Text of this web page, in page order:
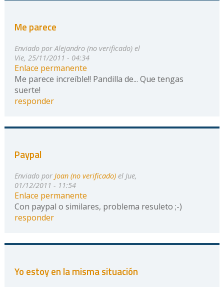
Me parece
Enviado por Alejandro (no verificado)el
Vie, 25/11/2011 - 04:34
Enlace permanente
Me parece increíble!! Pandilla de... Que tengas
suerte!
responder
Paypal
Enviado por Joan (no verificado)el Jue,
01/12/2011 - 11:54
Enlace permanente
Con paypal o similares, problema resuleto ;-)
responder
Yo estoy en la misma situación